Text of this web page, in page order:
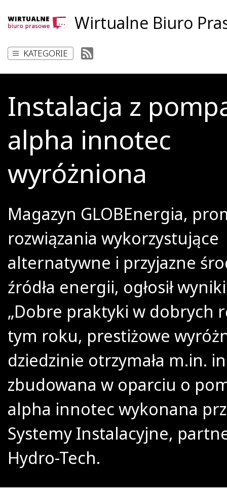
Wirtualne Biuro
KATEGORIE
Instalacja z
alpha innotec
wyróżniona
Magazyn GLOBEnergia,
rozwiązania wykorzystujące
alternatywne i przyjazne
źródła energii, ogłosił
„Dobre praktyki w dobrych
tym roku, prestiżowe
dziedzinie otrzymała m.in.
zbudowana w oparciu o
alpha innotec wykonana
Systemy Instalacyjne,
Hydro-Tech.